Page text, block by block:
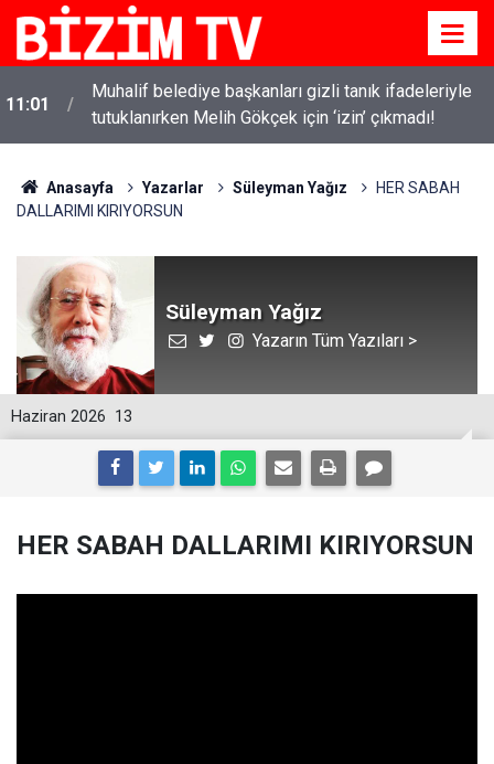
10:58
Kanlı saldırıların ardından okullarda yeni dönem
başlıyor!
Anasayfa Yazarlar Süleyman Yağız
HER SABAH
DALLARIMI KIRIYORSUN
Süleyman Yağız
Yazarın Tüm Yazıları >
13
Haziran 2026
HER SABAH DALLARIMI KIRIYORSUN